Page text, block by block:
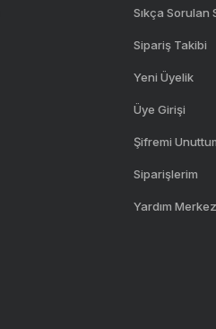
Sıkça Sorulan
Sipariş Takibi
Yeni Üyelik
Üye Girişi
Şifremi
Siparişlerim
Yardım